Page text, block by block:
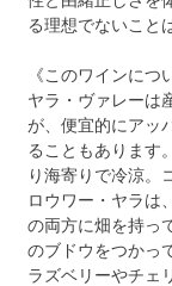
る理想でないこと
《このワインにつ
ヤラ・ヴァレーは
が、便宜的にアッ
ることもあります
り海寄りで冷涼。
ロウワー・ヤラは
の両方に畑を持っ
のブドウをつかっ
ラズベリーやチェ